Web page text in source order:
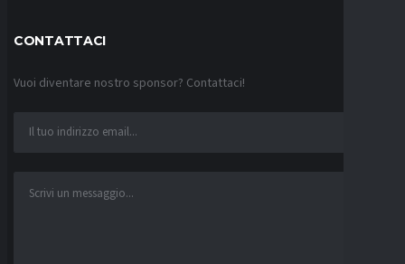
CONTATTACI
Vuoi diventare nostro sponsor? Contattaci!